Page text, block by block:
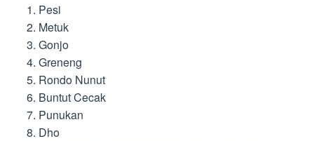
Pesi
Metuk
Gonjo
Greneng
Rondo Nunut
Buntut Cecak
Punukan
Dho